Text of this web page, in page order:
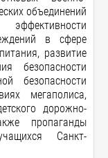
объединений
в сфере
развитие
безопасности
безопасности
мегаполиса,
дорожно-
пропаганды
Санкт-